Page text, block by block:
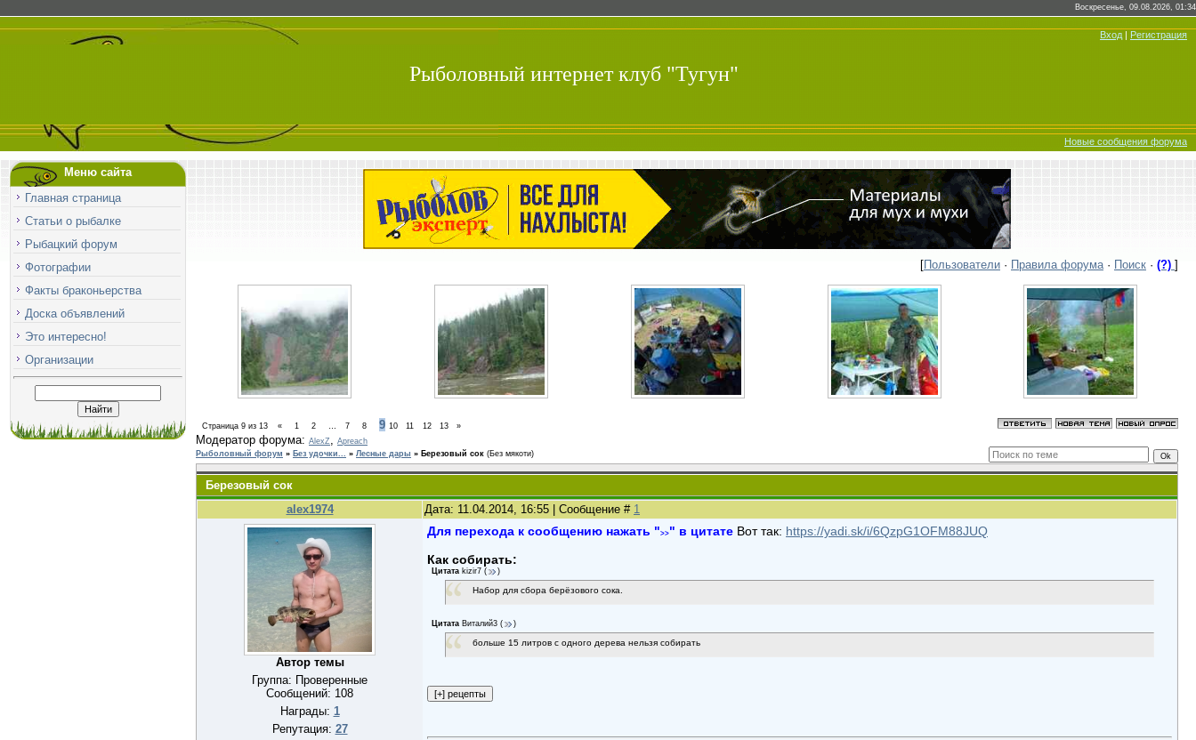
Воскресенье, 09.08.2026, 01:34
Вход | Регистрация
Рыболовный интернет клуб "Тугун"
Новые сообщения форума
Меню сайта
Главная страница
Статьи о рыбалке
Рыбацкий форум
Фотографии
Факты браконьерства
Доска объявлений
Это интересно!
Организации
[Пользователи · Правила форума· Поиск · (?) ]
Страница 9 из 13 « 1 2 … 7 8 9 10 11 12 13 »
Модератор форума: AlexZ, Apreach
Рыболовный форум » Без удочки... » Лесные дары » Березовый сок (Без мякоти)
Березовый сок
alex1974
Дата: 11.04.2014, 16:55 | Сообщение # 1
Автор темы
Группа: Проверенные
Сообщений: 108
Награды: 1
Репутация: 27
Для перехода к сообщению нажать ">>" в цитате Вот так: https://yadi.sk/i/6QzpG1OFM88JUQ
Как собирать:
Цитата kizir7 ( )
Набор для сбора берёзового сока.
Цитата Виталий3 ( )
больше 15 литров с одного дерева нельзя собирать